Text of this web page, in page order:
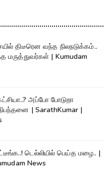
திடீரென வந்த நிலநடுக்கம்..
மருத்துவர்கள் | Kumudam
அப்போ போடுறா
| SarathKumar |
டெல்லியில் பெய்த மழை.. |
News